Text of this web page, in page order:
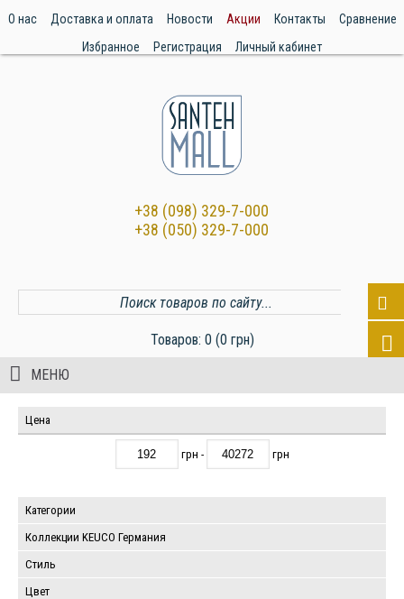
О нас Доставка и оплата Новости Акции Контакты
Сравнение
Избранное
Регистрация Личный кабинет
+38 (098) 329-7-000
+38 (050) 329-7-000
Товаров: 0 (0 грн)
МЕНЮ
Цена
грн - грн
Категории
Коллекции KEUCO Германия
Стиль
Цвет